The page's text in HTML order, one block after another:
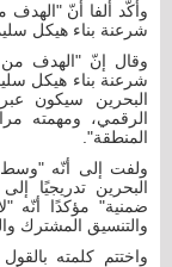
وأكّد ألفا أنّ "الهدف
شرعنة بناء هيكل
وقال إنّ "الهدف من
شرعنة بناء هيكل
البحرين سيكون
الرقمي، ومهمته
المنطقة".
ولفت إلى أنّه
البحرين تدريجيًا
ضمنية" مؤكدًا أنّه
والتنسيق المشترك
واختتم كلمته